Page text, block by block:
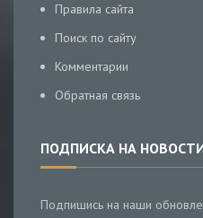
Правила сайта
Поиск по сайту
Комментарии
Обратная связь
ПОДПИСКА НА
Подпишись на наши